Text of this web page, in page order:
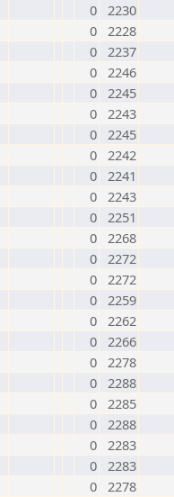
0 2230
0 2228
0 2237
0 2246
0 2245
0 2243
0 2245
0 2242
0 2241
0 2243
0 2251
0 2268
0 2272
0 2272
0 2259
0 2262
0 2266
0 2278
0 2288
0 2285
0 2288
0 2283
0 2283
0 2278